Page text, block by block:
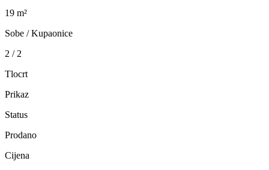
19 m²
Sobe / Kupaonice
2 / 2
Tlocrt
Prikaz
Status
Prodano
Cijena